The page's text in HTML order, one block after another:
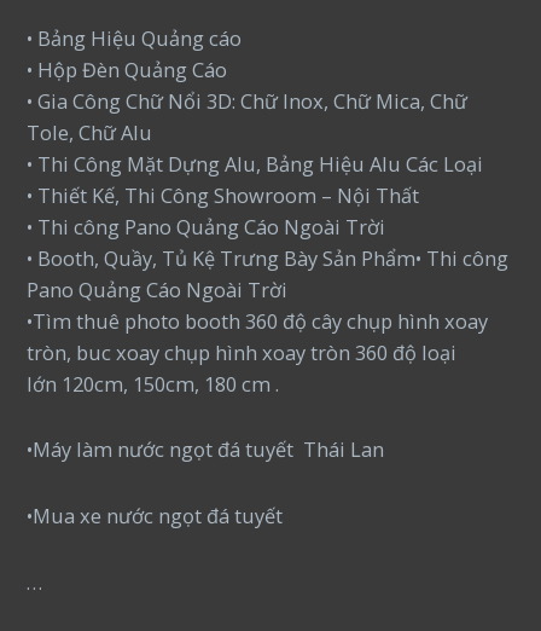
• Bảng Hiệu Quảng cáo
• Hộp Đèn Quảng Cáo
• Gia Công Chữ Nổi 3D: Chữ Inox, Chữ Mica, Chữ
Tole, Chữ Alu
• Thi Công Mặt Dựng Alu, Bảng Hiệu Alu Các Loại
• Thiết Kế, Thi Công Showroom – Nội Thất
• Thi công Pano Quảng Cáo Ngoài Trời
• Booth, Quầy, Tủ Kệ Trưng Bày Sản Phẩm• Thi công
Pano Quảng Cáo Ngoài Trời
•Tìm thuê photo booth 360 độ cây chụp hình xoay
tròn, buc xoay chụp hình xoay tròn 360 độ loại
lớn 120cm, 150cm, 180 cm .
•Máy làm nước ngọt đá tuyết Thái Lan
•Mua xe nước ngọt đá tuyết
…